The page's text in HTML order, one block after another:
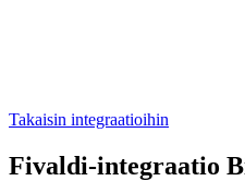
Takaisin integraatioihin
Fivaldi-integraatio